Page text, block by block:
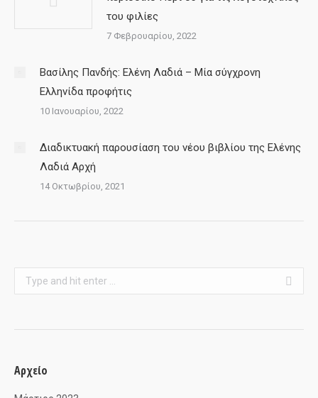
του φιλίες
7 Φεβρουαρίου, 2022
Βασίλης Πανδής: Ελένη Λαδιά – Μία σύγχρονη
Ελληνίδα προφήτις
10 Ιανουαρίου, 2022
Διαδικτυακή παρουσίαση του νέου βιβλίου της Ελένης
Λαδιά Αρχή
14 Οκτωβρίου, 2021
Search:
Αρχείο